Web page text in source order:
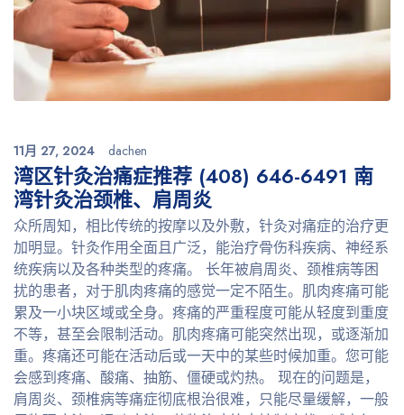
11月 27, 2024 dachen
湾区针灸治痛症推荐 (408) 646-6491 南
湾针灸治颈椎、肩周炎
众所周知，相比传统的按摩以及外敷，针灸对痛症的治疗更
加明显。针灸作用全面且广泛，能治疗骨伤科疾病、神经系
统疾病以及各种类型的疼痛。 长年被肩周炎、颈椎病等困
扰的患者，对于肌肉疼痛的感觉一定不陌生。肌肉疼痛可能
累及一小块区域或全身。疼痛的严重程度可能从轻度到重度
不等，甚至会限制活动。肌肉疼痛可能突然出现，或逐渐加
重。疼痛还可能在活动后或一天中的某些时候加重。您可能
会感到疼痛、酸痛、抽筋、僵硬或灼热。 现在的问题是，
肩周炎、颈椎病等痛症彻底根治很难，只能尽量缓解，一般